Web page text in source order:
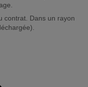
contrat. Dans un rayon